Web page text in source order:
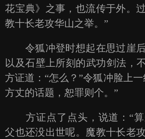
花宝典》之事，也流传于外。
教十长老攻华山之举。”
令狐冲登时想起在思过崖后
以及石壁上所刻的武功剑法，
方证道：“怎么？”令狐冲脸上
方丈的话题，恕罪则个。”
方证点了点头，说道：“算
父也还没出世呢。魔教十长老